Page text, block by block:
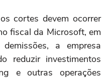
cortes devem ocorrer
fiscal da Microsoft, em
a empresa
reduzir investimentos
e outras operações